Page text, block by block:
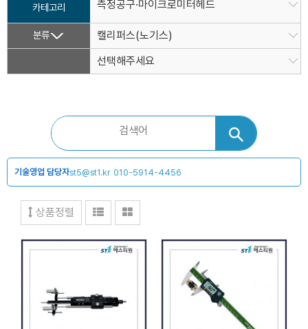
카테고리 측정공구·마이크로미터헤드
분류
캘리퍼스(노기스)
선택해주세요
기술영업 담당자st5@st1.kr 010-5914-4456
상품정렬